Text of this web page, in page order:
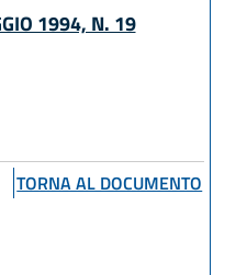
1994, N. 19
TORNA AL DOCUMENTO